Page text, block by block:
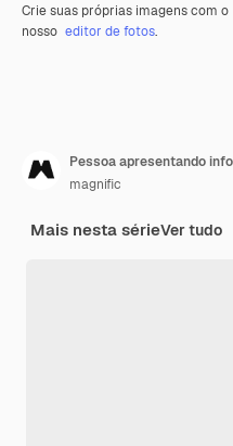
Crie suas próprias imagens com o
nosso editor de fotos.
magnific
Mais nesta sérieVer tudo